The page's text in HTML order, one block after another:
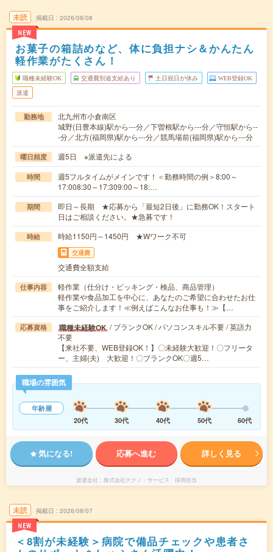
未読
NEW
掲載日 2026/08/08
お菓子の箱詰めなど、体に負担ナシ＆かんたん
軽作業がたくさん！
職種未経験OK 交通費別途支給あり 土日祝日が休み WEB登録OK
派遣
勤務地
北九州市小倉南区
城野(日豊本線)駅から---分／下曽根駅から---分／守恒駅から--
-分／北方(福岡県)駅から---分／競馬場前(福岡県)駅から---分
曜日頻度 週5日 ※派遣先による
時間
週5フルタイムがメインです！＜勤務時間の例＞8:00～
17:008:30～17:309:00～18:…
期間
即日～長期 ★応募から「最短2日後」に勤務OK！スタート
日はご相談ください。★急募です！
時給 時給1150円～1450円 ★Wワーク不可
交通費
交通費全額支給
仕事内容
軽作業（仕分け・ピッキング・検品、商品管理）
軽作業や食品加工を中心に、あなたのご希望に合わせたお仕
事をご紹介します！≪例えばこんなお仕事も！≫【…
応募資格 職種未経験OK / ブランクOK / パソコンスキル不要 / 英語力
不要
【来社不要、WEB登録OK！】〇未経験大歓迎！〇フリータ
ー、主婦(夫) 大歓迎！〇ブランクOK〇週5…
職場の雰囲気
年齢層
20代
30代 40代 50代 60代
気になる! 応募へ進む 詳しく見る
派遣会社 株式会社テクノ・サービス 採用担当
未読
NEW
掲載日 2026/08/07
＜8割が未経験＞病院で備品チェックや患者さ